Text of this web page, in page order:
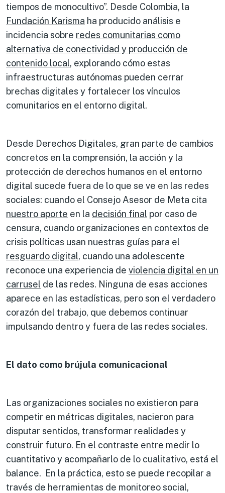
tiempos de monocultivo”. Desde Colombia, la
Fundación Karisma ha producido análisis e
incidencia sobre redes comunitarias como
alternativa de conectividad y producción de
contenido local, explorando cómo estas
infraestructuras autónomas pueden cerrar
brechas digitales y fortalecer los vínculos
comunitarios en el entorno digital.
Desde Derechos Digitales, gran parte de cambios
concretos en la comprensión, la acción y la
protección de derechos humanos en el entorno
digital sucede fuera de lo que se ve en las redes
sociales: cuando el Consejo Asesor de Meta cita
nuestro aporte en la decisión final por caso de
censura, cuando organizaciones en contextos de
crisis políticas usan nuestras guías para el
resguardo digital, cuando una adolescente
reconoce una experiencia de violencia digital en un
carrusel de las redes. Ninguna de esas acciones
aparece en las estadísticas, pero son el verdadero
corazón del trabajo, que debemos continuar
impulsando dentro y fuera de las redes sociales.
El dato como brújula comunicacional
Las organizaciones sociales no existieron para
competir en métricas digitales, nacieron para
disputar sentidos, transformar realidades y
construir futuro. En el contraste entre medir lo
cuantitativo y acompañarlo de lo cualitativo, está el
balance. En la práctica, esto se puede recopilar a
través de herramientas de monitoreo social,